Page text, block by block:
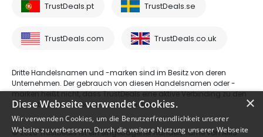
TrustDeals.pt TrustDeals.se
TrustDeals.com TrustDeals.co.uk
Dritte Handelsnamen und -marken sind im Besitz von deren
Unternehmen. Der gebrauch von diesen Handelsnamen oder -
marken heißt nicht, dass TrustDeals eine aktive Verbinding zu den
Drittparteien hat oder deren Dienste anbietet.
© 2026 TrustDeals ist ein eingetragener Handelsname von AMS
×
Diese Webseite verwendet Cookies.
Wir verwenden Cookies, um die Benutzerfreundlichkeit unserer
Website zu verbessern. Durch die weitere Nutzung unserer Webseite